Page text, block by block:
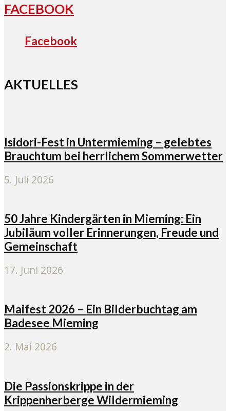
FACEBOOK
Facebook
AKTUELLES
Isidori-Fest in Untermieming – gelebtes
Brauchtum bei herrlichem Sommerwetter
5. Juli 2026
50 Jahre Kindergärten in Mieming: Ein
Jubiläum voller Erinnerungen, Freude und
Gemeinschaft
17. Juni 2026
Maifest 2026 – Ein Bilderbuchtag am
Badesee Mieming
2. Mai 2026
Die Passionskrippe in der
Krippenherberge Wildermieming